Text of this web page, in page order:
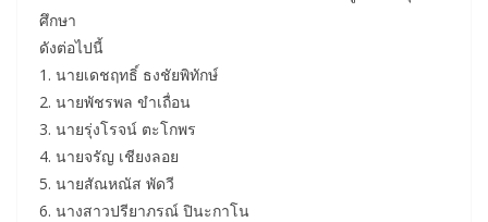
ศึกษา
ดังต่อไปนี้
1. นายเดชฤทธิ์ ธงชัยพิทักษ์
2. นายพัชรพล ขำเถื่อน
3. นายรุ่งโรจน์ ตะโกพร
4. นายจรัญ เชียงลอย
5. นายสัณหณัส พัดวี
6. นางสาวปรียาภรณ์ ปินะกาโน